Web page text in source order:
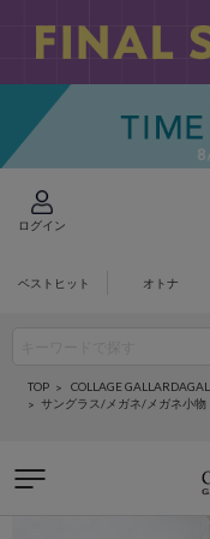
ログイン
ベストヒット オトナ
TOP COLLAGE
サングラス/メガネ/メガネ小物